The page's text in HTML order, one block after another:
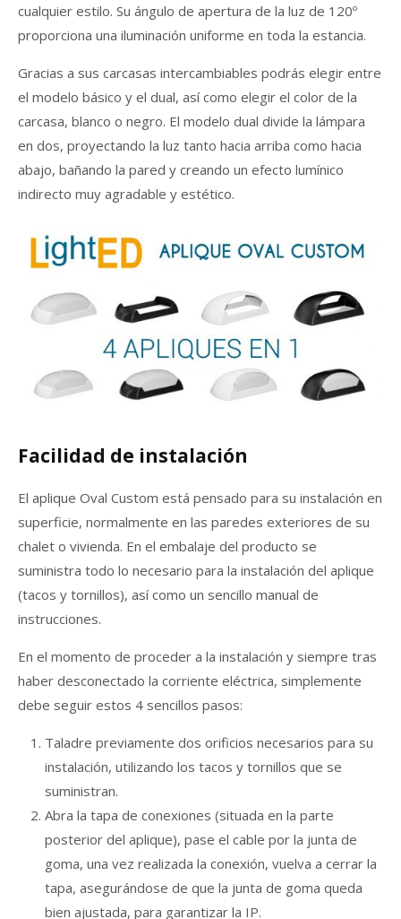
cualquier estilo. Su ángulo de apertura de la luz de 120º
proporciona una iluminación uniforme en toda la estancia.
Gracias a sus carcasas intercambiables podrás elegir entre
el modelo básico y el dual, así como elegir el color de la
carcasa, blanco o negro. El modelo dual divide la lámpara
en dos, proyectando la luz tanto hacia arriba como hacia
abajo, bañando la pared y creando un efecto lumínico
indirecto muy agradable y estético.
Facilidad de instalación
El aplique Oval Custom está pensado para su instalación en
superficie, normalmente en las paredes exteriores de su
chalet o vivienda. En el embalaje del producto se
suministra todo lo necesario para la instalación del aplique
(tacos y tornillos), así como un sencillo manual de
instrucciones.
En el momento de proceder a la instalación y siempre tras
haber desconectado la corriente eléctrica, simplemente
debe seguir estos 4 sencillos pasos:
Taladre previamente dos orificios necesarios para su
instalación, utilizando los tacos y tornillos que se
suministran.
Abra la tapa de conexiones (situada en la parte
posterior del aplique), pase el cable por la junta de
goma, una vez realizada la conexión, vuelva a cerrar la
tapa, asegurándose de que la junta de goma queda
bien ajustada, para garantizar la IP.